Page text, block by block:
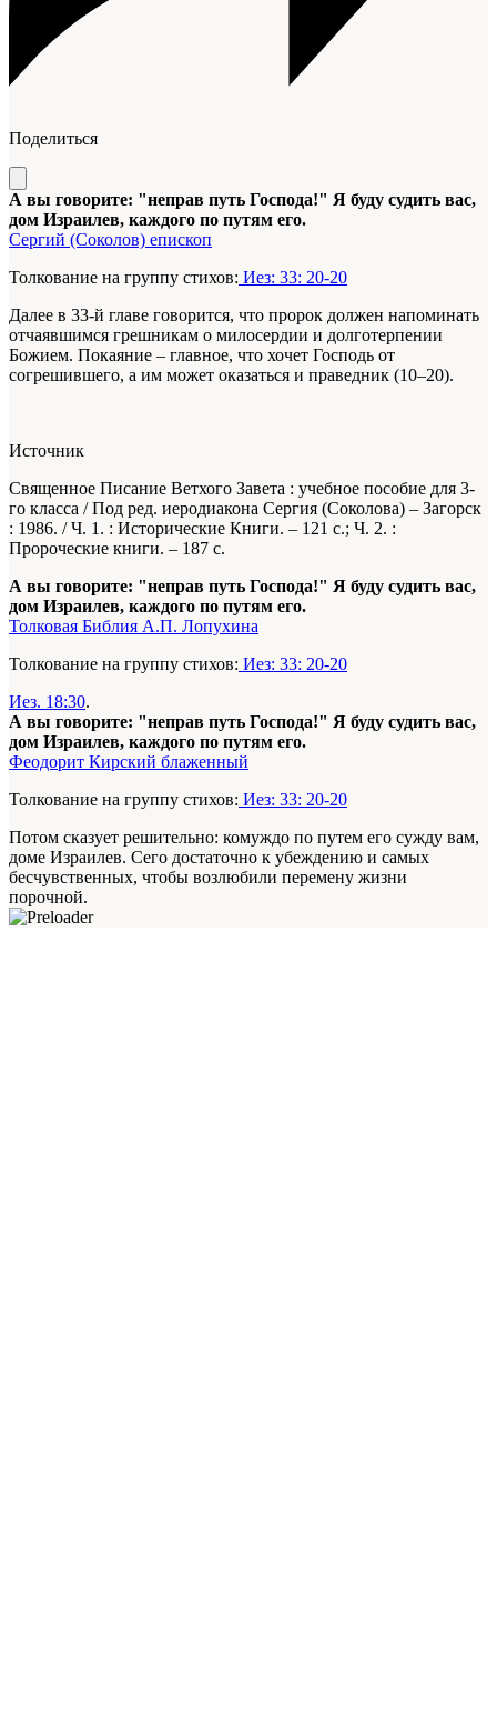
Поделиться
А вы говорите: "неправ путь Господа!" Я буду судить вас,
дом Израилев, каждого по путям его.
Сергий (Соколов) епископ
Толкование на группу стихов: Иез: 33: 20-20
Далее в 33-й главе говорится, что пророк должен напоминать
отчаявшимся грешникам о милосердии и долготерпении
Божием. Покаяние – главное, что хочет Господь от
согрешившего, а им может оказаться и праведник (10–20).
Источник
Священное Писание Ветхого Завета : учебное пособие для 3-
го класса / Под ред. иеродиакона Сергия (Соколова) – Загорск
: 1986. / Ч. 1. : Исторические Книги. – 121 с.; Ч. 2. :
Пророческие книги. – 187 с.
А вы говорите: "неправ путь Господа!" Я буду судить вас,
дом Израилев, каждого по путям его.
Толковая Библия А.П. Лопухина
Толкование на группу стихов: Иез: 33: 20-20
Иез. 18:30.
А вы говорите: "неправ путь Господа!" Я буду судить вас,
дом Израилев, каждого по путям его.
Феодорит Кирский блаженный
Толкование на группу стихов: Иез: 33: 20-20
Потом сказует решительно: комуждо по путем его сужду вам,
доме Израилев. Сего достаточно к убеждению и самых
бесчувственных, чтобы возлюбили перемену жизни
порочной.